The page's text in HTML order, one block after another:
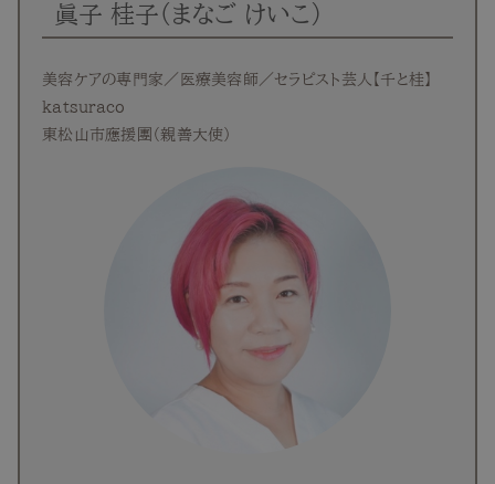
眞子 桂子（まなご けいこ）
美容ケアの専門家／医療美容師／セラピスト芸人【千と桂】
katsuraco
東松山市應援團（親善大使）